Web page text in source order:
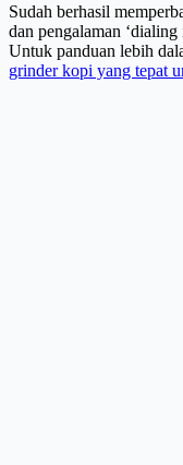
Sudah berhasil
dan pengalaman
Untuk panduan lebih
grinder kopi yang tepat